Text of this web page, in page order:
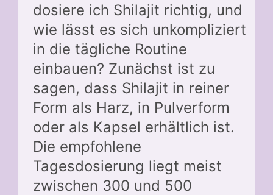
dosiere ich Shilajit richtig, und
wie lässt es sich unkompliziert
in die tägliche Routine
einbauen? Zunächst ist zu
sagen, dass Shilajit in reiner
Form als Harz, in Pulverform
oder als Kapsel erhältlich ist.
Die empfohlene
Tagesdosierung liegt meist
zwischen 300 und 500